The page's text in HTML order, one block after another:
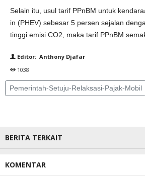
Selain itu, usul tarif PPnBM untuk
in (PHEV) sebesar 5 persen sejalan
tinggi emisi CO2, maka tarif PPnBM
Editor: Anthony Djafar
1038
Pemerintah-Setuju-Relaksasi-Pajak-Mobil
BERITA TERKAIT
KOMENTAR